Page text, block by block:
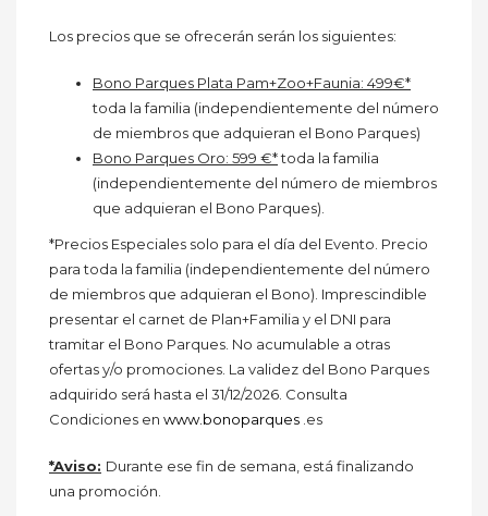
Los precios que se ofrecerán serán los siguientes:
Bono Parques Plata Pam+Zoo+Faunia: 499€*
toda la familia (independientemente del número
de miembros que adquieran el Bono Parques)
Bono Parques Oro: 599 €*toda la familia
(independientemente del número de miembros
que adquieran el Bono Parques).
*Precios Especiales solo para el día del Evento. Precio
para toda la familia (independientemente del número
de miembros que adquieran el Bono). Imprescindible
presentar el carnet de Plan+Familia y el DNI para
tramitar el Bono Parques. No acumulable a otras
ofertas y/o promociones. La validez del Bono Parques
adquirido será hasta el 31/12/2026. Consulta
Condiciones en www.bonoparques .es
*Aviso: Durante ese fin de semana, está finalizando
una promoción.